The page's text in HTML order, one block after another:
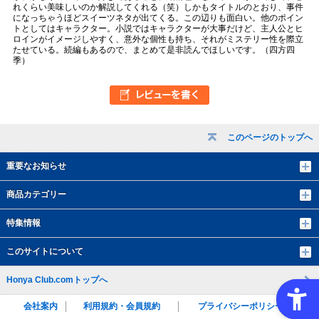
このページのトップへ
重要なお知らせ
商品カテゴリー
特集情報
このサイトについて
れくらい美味しいのか解説してくれる（笑）しかもタイトルのとおり、事件
になっちゃうほどスイーツネタが出てくる。この辺りも面白い。他のポイン
トとしてはキャラクター。小説ではキャラクターが大事だけど、主人公とヒ
ロインがイメージしやすく、意外な個性も持ち、それがミステリー性を際立
たせている。続編もあるので、まとめて是非読んでほしいです。（四方四
季）
Honya Club.comトップへ
会社案内 利用規約・会員規約
プライバシーポリシー